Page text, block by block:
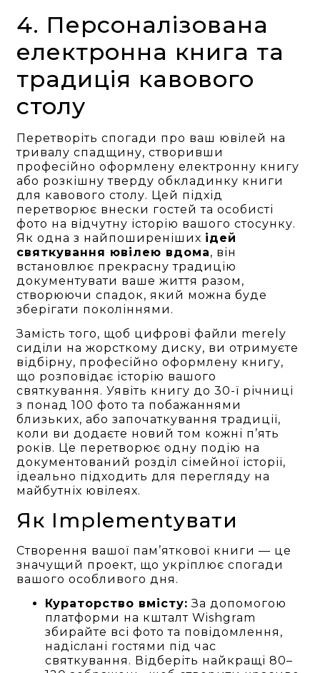
4. Персоналізована
електронна книга та
традиція кавового
столу
Перетворіть спогади про ваш ювілей на
тривалу спадщину, створивши
професійно оформлену електронну книгу
або розкішну тверду обкладинку книги
для кавового столу. Цей підхід
перетворює внески гостей та особисті
фото на відчутну історію вашого стосунку.
Як одна з найпоширеніших ідей
святкування ювілею вдома, він
встановлює прекрасну традицію
документувати ваше життя разом,
створюючи спадок, який можна буде
зберігати поколіннями.
Замість того, щоб цифрові файли merely
сиділи на жорсткому диску, ви отримуєте
відбірну, професійно оформлену книгу,
що розповідає історію вашого
святкування. Уявіть книгу до 30-ї річниці
з понад 100 фото та побажаннями
близьких, або започаткування традиції,
коли ви додаєте новий том кожні п’ять
років. Це перетворює одну подію на
документований розділ сімейної історії,
ідеально підходить для перегляду на
майбутніх ювілеях.
Як Implementувати
Створення вашої пам’яткової книги — це
значущий проект, що укріплює спогади
вашого особливого дня.
Кураторство вмісту: За допомогою
платформи на кшталт Wishgram
збирайте всі фото та повідомлення,
надіслані гостями під час
святкування. Відберіть найкращі 80–